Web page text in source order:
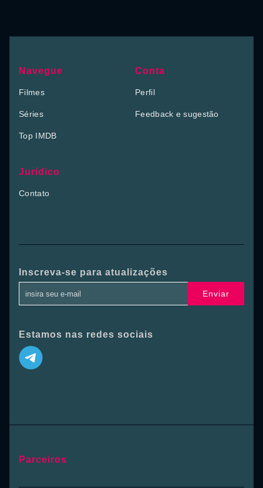
Navegue
Filmes
Séries
Top IMDB
Conta
Perfil
Feedback e sugestão
Jurídico
Contato
Inscreva-se para atualizações
Enviar
Estamos nas redes sociais
Parceiros